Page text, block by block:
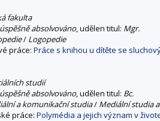
fakulta
úspěšně absolvováno, udělen titul: Mgr.
/ Logopedie
práce: Práce s knihou u dítěte se
studií
úspěšně absolvováno, udělen titul: Bc.
a komunikační studia/ Mediální studia
práce: Polymédia a jejich význam v